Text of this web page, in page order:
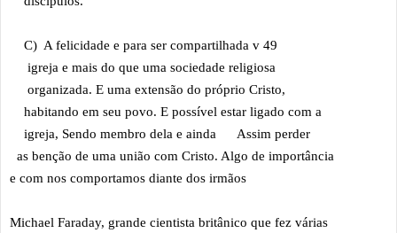
C) A felicidade e para ser compartilhada v 49
igreja e mais do que uma sociedade religiosa
organizada. E uma extensão do próprio Cristo,
habitando em seu povo. E possível estar ligado com a
igreja, Sendo membro dela e ainda Assim perder
as benção de uma união com Cristo. Algo de importância
e com nos comportamos diante dos irmãos
Michael Faraday, grande cientista britânico que fez várias